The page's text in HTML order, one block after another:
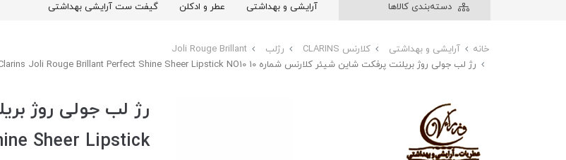
دسته‌بندی کالاها آرایشی و بهداشتی عطر و ادکلن گیفت ست آرایشی بهداشتی
خانه آرایشی و بهداشتی کلارنس CLARINS رژلب
Joli Rouge Brillant
رژ لب جولی روژ بریلنت پرفکت شاین شیئر کلارنس شماره Clarins Joli Rouge Brillant Perfect Shine Sheer Lipstick NO10 10
رژ لب جولی روژ
Sheer Lipstick